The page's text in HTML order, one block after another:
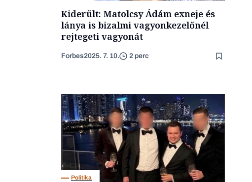
Kiderült: Matolcsy Ádám exneje és
lánya is bizalmi vagyonkezelőnél
rejtegeti vagyonát
Forbes2025. 7. 10. 2 perc
Politika